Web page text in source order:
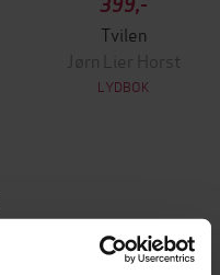
399,-
Tvilen
Jørn Lier Horst
LYDBOK
Premium